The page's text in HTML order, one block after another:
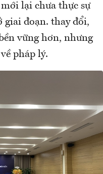
lại chưa thực sự
giai đoạn. thay đổi,
vững hơn, nhưng
pháp lý.